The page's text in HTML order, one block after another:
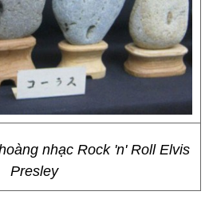
nhạc Rock 'n' Roll Elvis
Presley